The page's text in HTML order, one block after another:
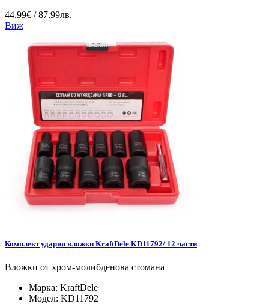
44.99€ / 87.99лв.
Виж
Комплект ударни вложки KraftDele KD11792/ 12 части
Вложки от хром-молибденова стомана
Марка: KraftDele
Модел: KD11792